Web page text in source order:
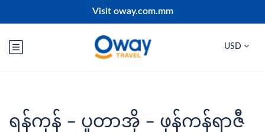
Visit oway.com.mm
USD
ရန်ကုန် – ပူတာအို – ဖုန်ကန်ရာဇီ